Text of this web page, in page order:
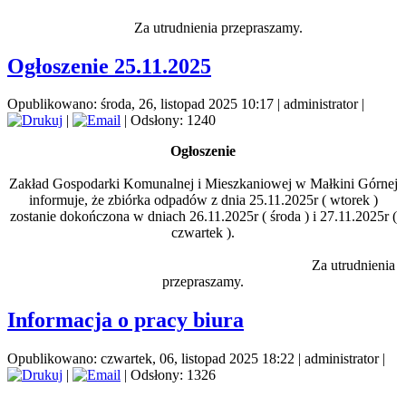
Za utrudnienia przepraszamy.
Ogłoszenie 25.11.2025
Opublikowano: środa, 26, listopad 2025 10:17 administrator|
| Odsłony: 1240
Ogłoszenie
Zakład Gospodarki Komunalnej i Mieszkaniowej w Małkini Górnej
informuje, że zbiórka odpadów z dnia 25.11.2025r ( wtorek )
zostanie dokończona w dniach 26.11.2025r ( środa ) i 27.11.2025r (
czwartek ).
Za utrudnienia
przepraszamy.
Informacja o pracy biura
Opublikowano: czwartek, 06, listopad 2025 18:22 | administrator|
|
| Odsłony: 1326